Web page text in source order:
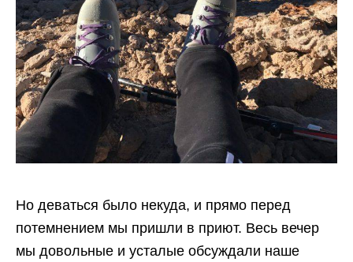
Но деваться было некуда, и прямо перед
потемнением мы пришли в приют. Весь вечер
мы довольные и усталые обсуждали наше